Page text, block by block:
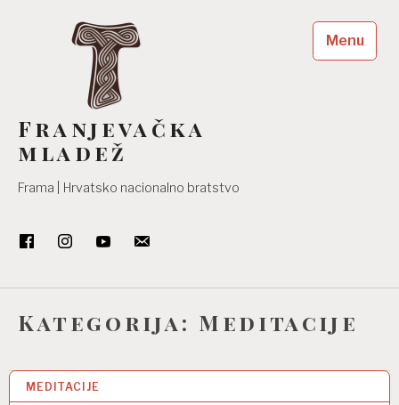
Franjevačka
mladež
Frama | Hrvatsko nacionalno bratstvo
Menu
Kategorija: Meditacije
MEDITACIJE
28 SVI 2024